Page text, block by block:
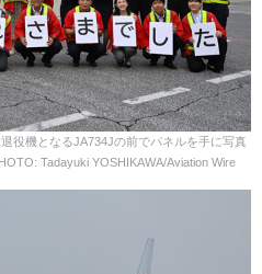
役機となるJA734Jの前でパネルを手に写真
Tadayuki YOSHIKAWA/Aviation Wire